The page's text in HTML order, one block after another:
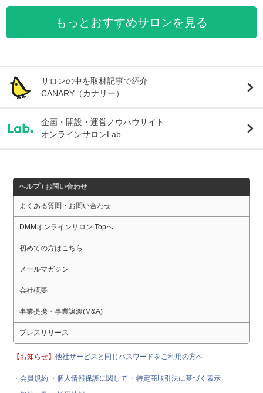
もっとおすすめサロンを見る
サロンの中を取材記事で紹介
CANARY（カナリー）
企画・開設・運営ノウハウサイト
オンラインサロンLab.
ヘルプ / お問い合わせ
よくある質問・お問い合わせ
DMMオンラインサロン Topへ
初めての方はこちら
メールマガジン
会社概要
事業提携・事業譲渡(M&A)
プレスリリース
【お知らせ】他社サービスと同じパスワードをご利用の方へ
・会員規約 ・個人情報保護に関して
・特定商取引法に基づく表示